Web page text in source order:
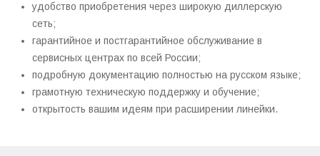
удобство приобретения через широкую диллерскую
сеть;
гарантийное и постгарантийное обслуживание в
сервисных центрах по всей России;
подробную документацию полностью на русском языке;
грамотную техническую поддержку и обучение;
открытость вашим идеям при расширении линейки.